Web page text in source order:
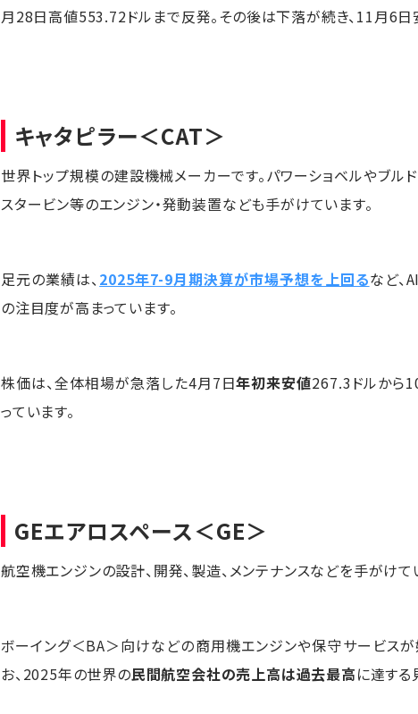
月28日高値553.72ドルまで反発。その後は下落が続き、11月6
キャタピラー＜CAT＞
世界トップ規模の建設機械メーカーです。パワーショベルやブ
スタービン等のエンジン・発動装置なども手がけています。
足元の業績は、2025年7-9月期決算が市場予想を上回るなど、AI
の注目度が高まっています。
株価は、全体相場が急落した4月7日年初来安値267.3ドルから
っています。
GEエアロスペース＜GE＞
航空機エンジンの設計、開発、製造、メンテナンスなどを手がけて
ボーイング＜BA＞向けなどの商用機エンジンや保守サービス
お、2025年の世界の民間航空会社の売上高は過去最高に達する